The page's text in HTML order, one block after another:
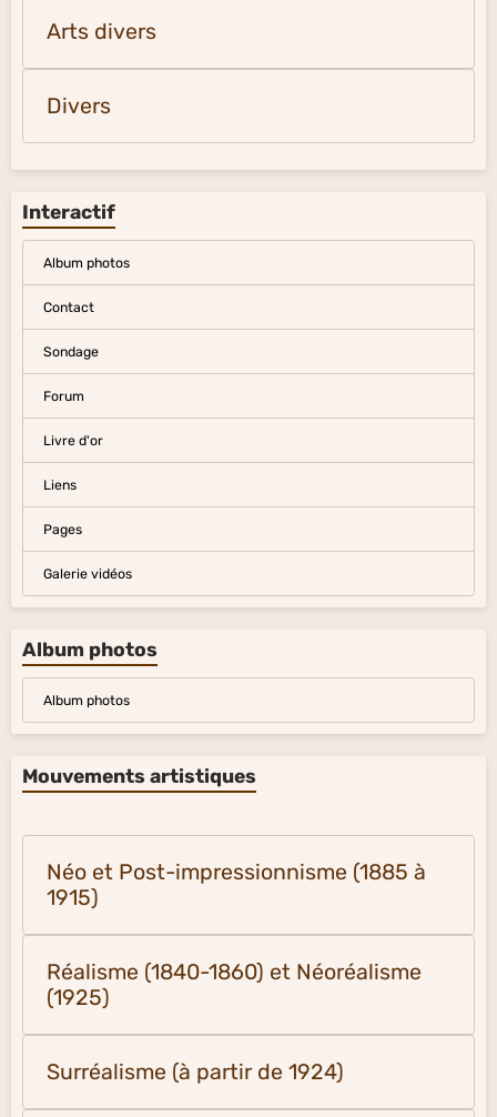
Arts divers
Divers
Interactif
Album photos
Contact
Sondage
Forum
Livre d'or
Liens
Pages
Galerie vidéos
Album photos
Album photos
Mouvements artistiques
Néo et Post-impressionnisme (1885 à
1915)
Réalisme (1840-1860) et Néoréalisme
(1925)
Surréalisme (à partir de 1924)